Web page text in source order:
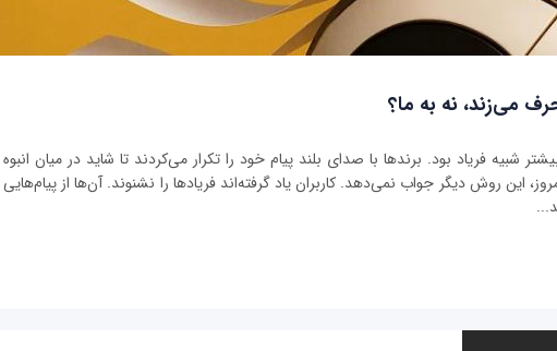
می‌زند، نه به ما؟
شبیه فریاد بود. برندها با صدای بلند پیام خود را تکرار می‌کردند تا شاید در میان انبوه
این روش دیگر جواب نمی‌دهد. کاربران یاد گرفته‌اند فریادها را نشنوند. آن‌ها از پیام‌هایی